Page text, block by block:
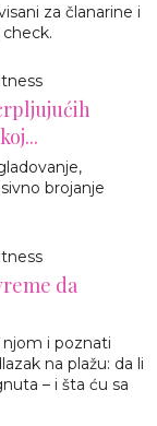
za članarine i
brojanje
da
njom i poznati
na plažu: da li
– i šta ću sa